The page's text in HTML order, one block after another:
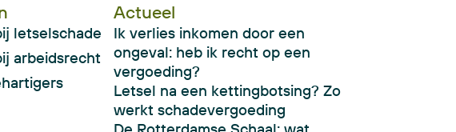
letselschade
arbeidsrecht
Actueel
Ik verlies inkomen door een
ongeval: heb ik recht op een
vergoeding?
Letsel na een kettingbotsing? Zo
werkt schadevergoeding